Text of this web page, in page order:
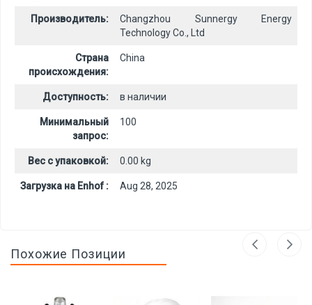
Производитель:
Changzhou Sunnergy Energy
Technology Co., Ltd
Страна
происхождения:
China
Доступность: в наличии
Минимальный
запрос:
100
Вес с упаковкой: 0.00 kg
Загрузка на Enhof : Aug 28, 2025
Похожие Позиции